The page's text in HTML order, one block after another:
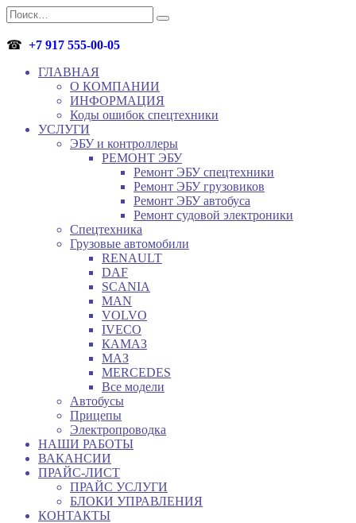
Перейти
к
содержанию
Search
for:
☎ +7 917 555-00-05
ГЛАВНАЯ
О КОМПАНИИ
ИНФОРМАЦИЯ
Коды ошибок спецтехники
УСЛУГИ
ЭБУ и контроллеры
РЕМОНТ ЭБУ
Ремонт ЭБУ спецтехники
Ремонт ЭБУ грузовиков
Ремонт ЭБУ автобуса
Ремонт судовой электроники
Спецтехника
Грузовые автомобили
RENAULT
DAF
SCANIA
MAN
VOLVO
IVECO
КАМАЗ
МАЗ
MERCEDES
Все модели
Автобусы
Прицепы
Электропроводка
НАШИ РАБОТЫ
ВАКАНСИИ
ПРАЙС-ЛИСТ
ПРАЙС УСЛУГИ
БЛОКИ УПРАВЛЕНИЯ
КОНТАКТЫ